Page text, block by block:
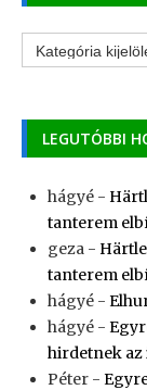
Kategóriák
LEGUTÓBBI
hágyé -
tanterem
geza -
tanterem
hágyé -
hágyé -
hirdetnek az
Péter -